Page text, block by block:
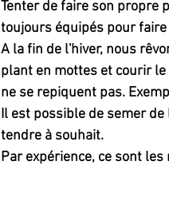
Tenter de faire son propre
toujours équipés pour
A la fin de l'hiver, nous
plant en mottes et courir
ne se repiquent pas.
Il est possible de semer
tendre à souhait.
Par expérience, ce sont